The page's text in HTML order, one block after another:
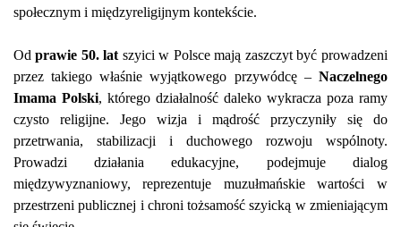
społecznym i międzyreligijnym kontekście.
Odprawie 50. lat szyici w Polsce mają zaszczyt być prowadzeni
przez takiego właśnie wyjątkowego przywódcę – Naczelnego
Imama Polski, którego działalność daleko wykracza poza ramy
czysto religijne. Jego wizja i mądrość przyczyniły się do
przetrwania, stabilizacji i duchowego rozwoju wspólnoty.
Prowadzi działania edukacyjne, podejmuje dialog
międzywyznaniowy, reprezentuje muzułmańskie wartości w
przestrzeni publicznej i chroni tożsamość szyicką w zmieniającym